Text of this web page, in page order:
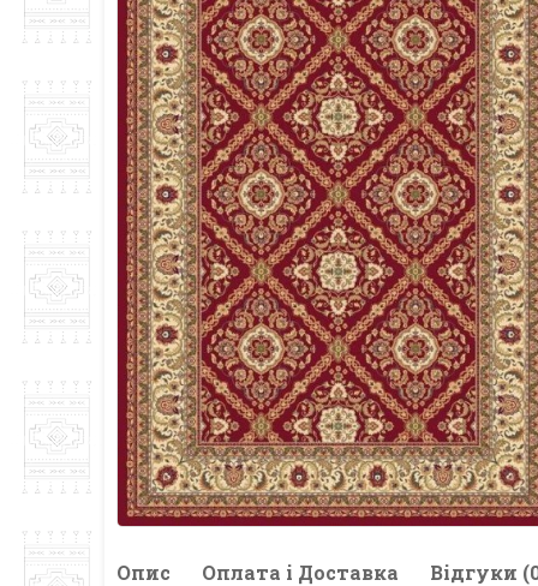
Опис Оплата і Доставка Відгуки